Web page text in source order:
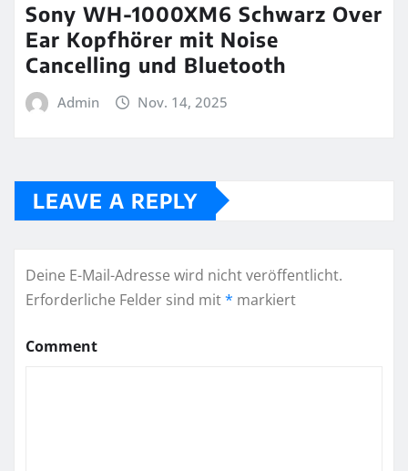
Sony WH-1000XM6 Schwarz Over
Ear Kopfhörer mit Noise
Cancelling und Bluetooth
Admin Nov. 14, 2025
LEAVE A REPLY
Deine E-Mail-Adresse wird nicht veröffentlicht.
Erforderliche Felder sind mit* markiert
Comment